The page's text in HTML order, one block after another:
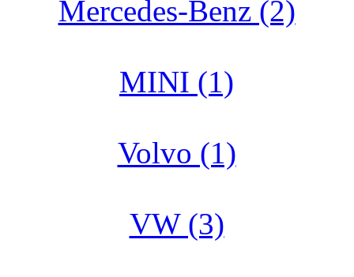
Mercedes-Benz (2)
MINI (1)
Volvo (1)
VW (3)